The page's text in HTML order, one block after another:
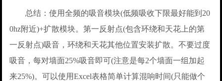
总结：使用全频的吸音模块(低频吸收下限最好能到20
0hz附近)+扩散模块。第一反射点(包含环绕和天花上的第
一反射点)吸音，环绕和天花其他位置安装扩散。不要过度
吸音，每对墙面25%吸音即可(注意是每2个墙面一组加起
来25%)。可以使用Excel表格简单计算混响时间(只能做个